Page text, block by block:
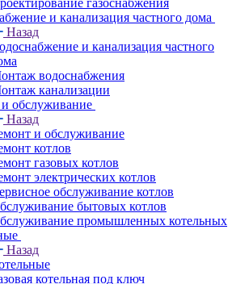
газоснабжения
и канализация частного дома
Назад
и канализация частного
водоснабжения
канализации
обслуживание
Назад
и обслуживание
котлов
газовых котлов
электрических котлов
обслуживание котлов
бытовых котлов
промышленных котельных
Назад
котельная под ключ